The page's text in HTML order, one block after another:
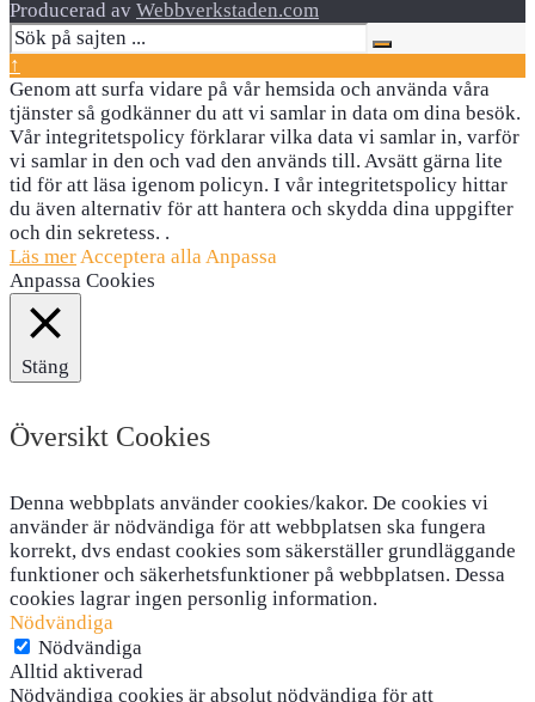
Producerad av Webbverkstaden.com
↑
Genom att surfa vidare på vår hemsida och använda våra
tjänster så godkänner du att vi samlar in data om dina besök.
Vår integritetspolicy förklarar vilka data vi samlar in, varför
vi samlar in den och vad den används till. Avsätt gärna lite
tid för att läsa igenom policyn. I vår integritetspolicy hittar
du även alternativ för att hantera och skydda dina uppgifter
och din sekretess. .
Läs merAcceptera allaAnpassa
Anpassa Cookies
Stäng
Översikt Cookies
Denna webbplats använder cookies/kakor. De cookies vi
använder är nödvändiga för att webbplatsen ska fungera
korrekt, dvs endast cookies som säkerställer grundläggande
funktioner och säkerhetsfunktioner på webbplatsen. Dessa
cookies lagrar ingen personlig information.
Nödvändiga
Nödvändiga
Alltid aktiverad
Nödvändiga cookies är absolut nödvändiga för att